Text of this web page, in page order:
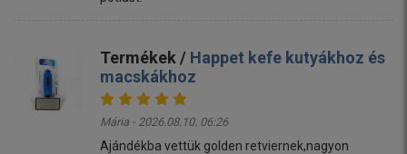
Termékek / Happet kefe kutyákhoz és
macskákhoz
Mária - 2026.08.10. 06:26
Ajándékba vettük golden retviernek,nagyon